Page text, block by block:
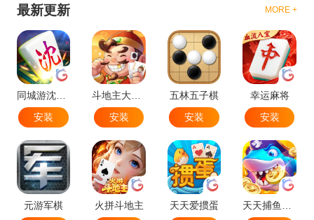
最新更新 MORE +
同城游沈阳麻将
安装
安装
五林五子棋
安装
幸运麻将
安装
元游军棋
火拼斗地主
天天爱掼蛋